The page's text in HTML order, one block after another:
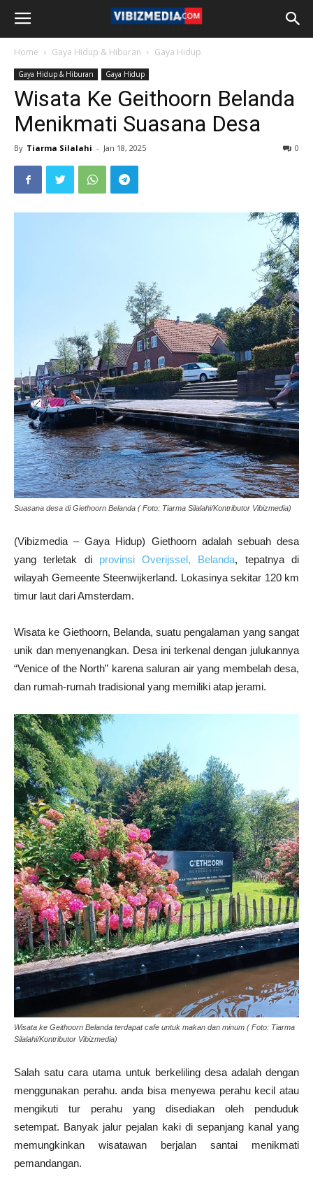
Home Gaya Hidup & Hiburan Gaya Hidup
Gaya Hidup & Hiburan Gaya Hidup
Wisata Ke Geithoorn Belanda
Menikmati Suasana Desa
By Tiarma Silalahi - Jan 18, 2025 0
Suasana desa di Giethoorn Belanda ( Foto: Tiarma Silalahi/Kontributor Vibizmedia)
(Vibizmedia – Gaya Hidup) Giethoorn adalah sebuah desa
yang terletak di provinsi Overijssel, Belanda, tepatnya di
wilayah Gemeente Steenwijkerland. Lokasinya sekitar 120 km
timur laut dari Amsterdam.
Wisata ke Giethoorn, Belanda, suatu pengalaman yang sangat
unik dan menyenangkan. Desa ini terkenal dengan julukannya
“Venice of the North” karena saluran air yang membelah desa,
dan rumah-rumah tradisional yang memiliki atap jerami.
Wisata ke Geithoorn Belanda terdapat cafe untuk makan dan minum ( Foto: Tiarma
Silalahi/Kontributor Vibizmedia)
Salah satu cara utama untuk berkeliling desa adalah dengan
menggunakan perahu. anda bisa menyewa perahu kecil atau
mengikuti tur perahu yang disediakan oleh penduduk
setempat. Banyak jalur pejalan kaki di sepanjang kanal yang
memungkinkan wisatawan berjalan santai menikmati
pemandangan.